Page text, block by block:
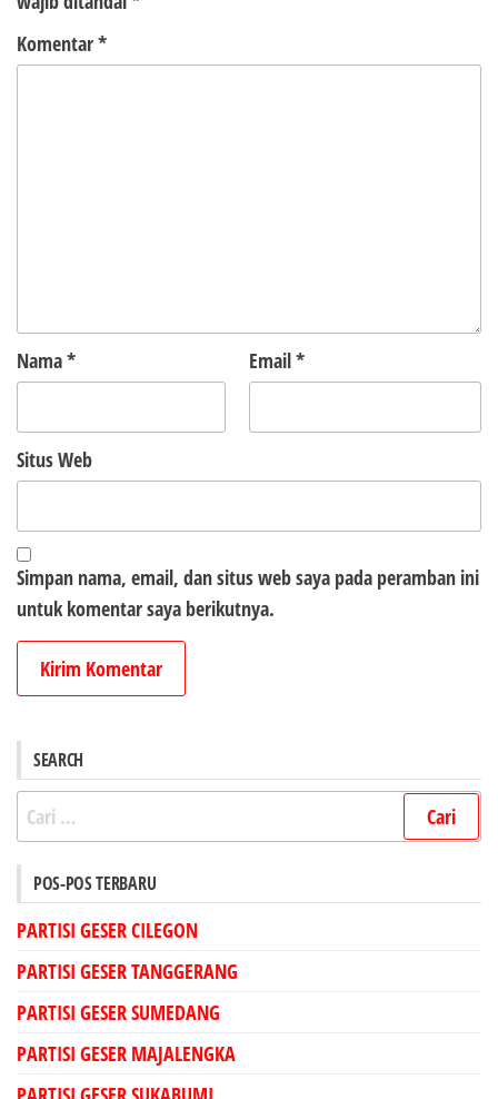
Komentar*
Nama* Email*
Situs Web
Simpan nama, email, dan situs web saya pada peramban ini
untuk komentar saya berikutnya.
SEARCH
Cari
untuk:
POS-POS TERBARU
PARTISI GESER CILEGON
PARTISI GESER TANGGERANG
PARTISI GESER SUMEDANG
PARTISI GESER MAJALENGKA